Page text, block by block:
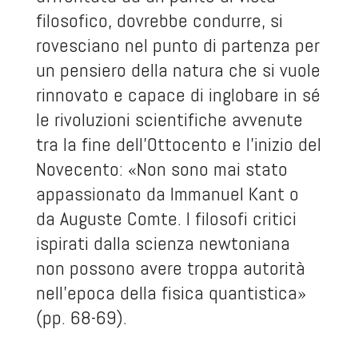
filosofico, dovrebbe condurre, si
rovesciano nel punto di partenza per
un pensiero della natura che si vuole
rinnovato e capace di inglobare in sé
le rivoluzioni scientifiche avvenute
tra la fine dell’Ottocento e l’inizio del
Novecento: «Non sono mai stato
appassionato da Immanuel Kant o
da Auguste Comte. I filosofi critici
ispirati dalla scienza newtoniana
non possono avere troppa autorità
nell’epoca della fisica quantistica»
(pp. 68-69).